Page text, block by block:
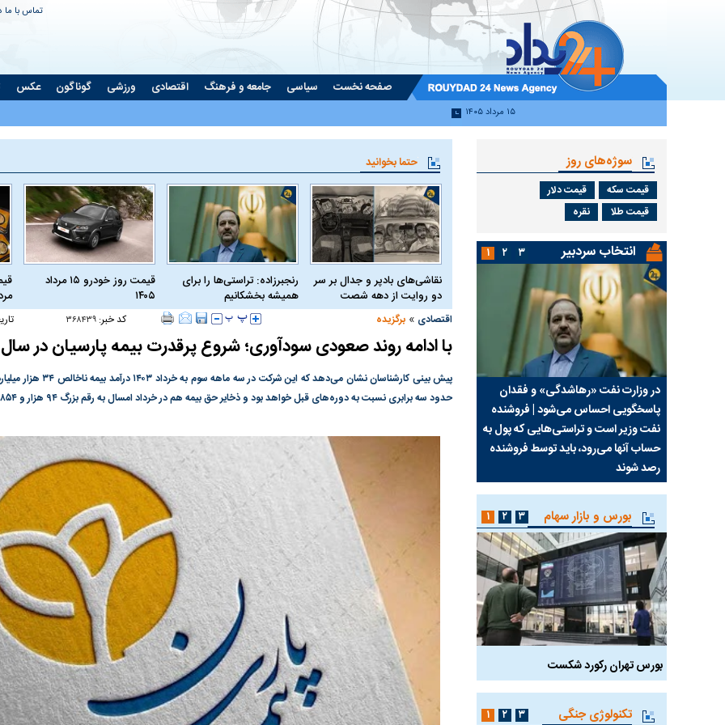
تماس با ما
صفحه نخست سیاسی جامعه و فرهنگ اقتصادی ورزشی گوناگون عکس
۱۵ مرداد ۱۴۰۵
حتما بخوانید
نقاشی‌های بادپر و جدال بر سر
دو روایت از دهه شصت
رنجبرزاده: تراستی‌ها را برای
همیشه بخشکانیم
قیمت روز خودرو ۱۵ مرداد
۱۴۰۵
اقتصادی » برگزیده کد خبر: ۳۶۸۴۳۹
با ادامه روند صعودی سودآوری؛ شروع پرقدرت بیمه پارسیان در سال ۱۴۰۳
پیش بینی کارشناسان نشان
حدود سه برابری نسبت به دوره‌های قبل خواهد بود و ذخایر حق بیمه هم در خرداد امسال به رقم بزرگ ۹۴ هزار و ۸۵۴ میلیارد ریالی می‌رسد.
سوژه‌های روز
قیمت سکه
قیمت دلار
قیمت طلا
نقره
انتخاب سردبیر
در وزارت نفت «رهاشدگی» و فقدان
پاسخگویی احساس می‌شود | فروشنده
نفت وزیر است و تراستی‌هایی که پول به
حساب آنها می‌رود، باید توسط فروشنده
رصد شوند
چرا رویای آمریکایی سرنگونی رژیم و
نابودی محور مقاومت تعبیر نشد؟ | پشت
واشنگتن را زمین زد
مطالعه رفتار هیستریک صدا و سیما علیه
کمپین نه به اعدام
در وزارت نفت
پاسخگویی
حساب آنها
رصد شوند
۱ ۲ ۳
بورس و بازار سهام
بورس تهران رکورد شکست سیگنال مثبت دیپلماسی به بورس پرواز ۱۰۰ هزار واحدی شاخص کل بورس بورس تهران
۱ ۲ ۳
تکنولوژی جنگی ۱ ۲ ۳